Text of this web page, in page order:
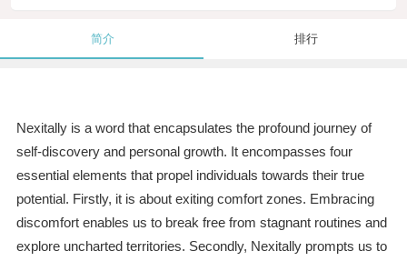
简介 排行
Nexitally is a word that encapsulates the profound journey of
self-discovery and personal growth. It encompasses four
essential elements that propel individuals towards their true
potential. Firstly, it is about exiting comfort zones. Embracing
discomfort enables us to break free from stagnant routines and
explore uncharted territories. Secondly, Nexitally prompts us to